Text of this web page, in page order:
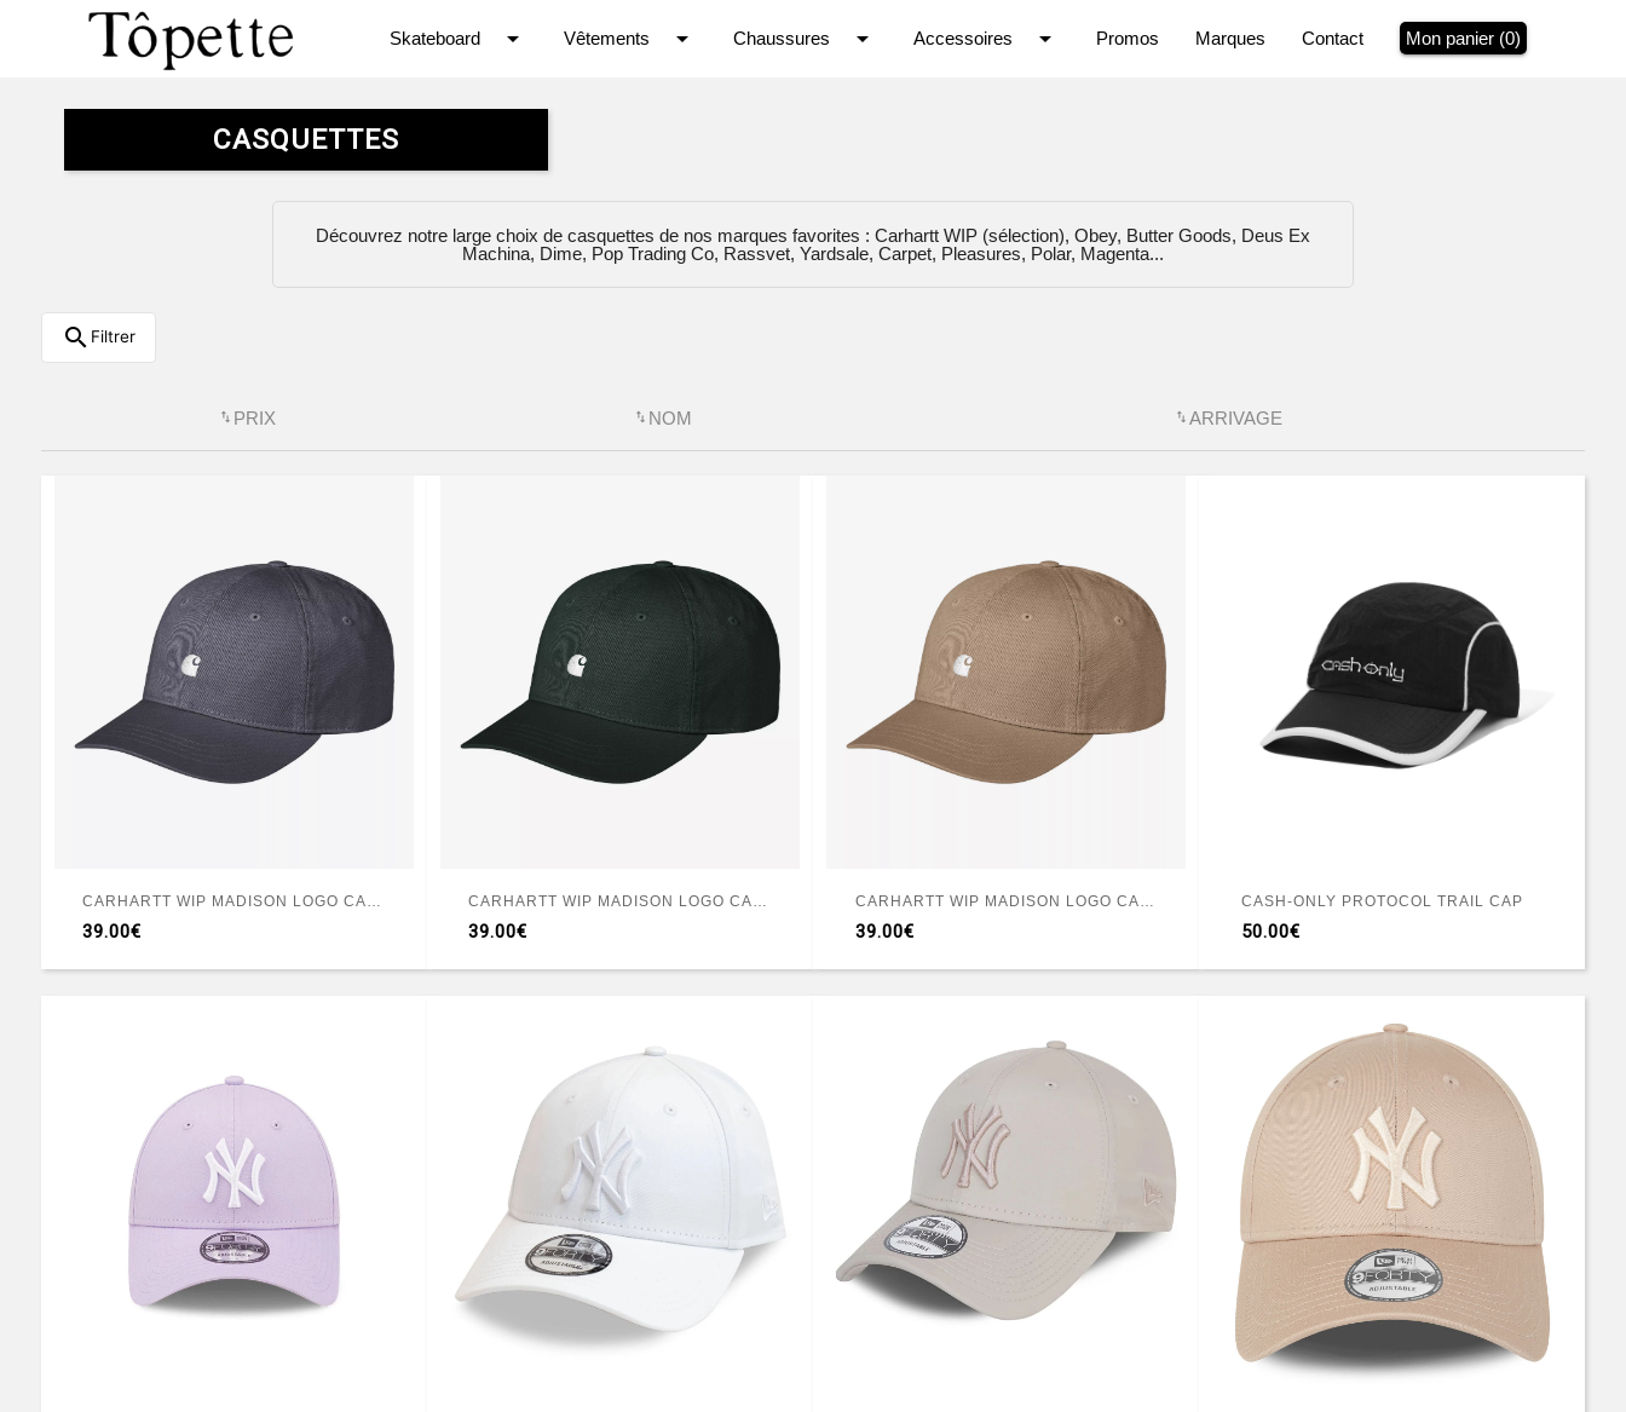
Skateboard arrow_drop_down Vêtements arrow_drop_down Chaussures arrow_drop_down Accessoires arrow_drop_down Promos Marques Contact Mon panier (0)
CASQUETTES
Découvrez notre large choix de casquettes de nos marques favorites : Carhartt WIP (sélection), Obey, Butter Goods, Deus Ex
Machina, Dime, Pop Trading Co, Rassvet, Yardsale, Carpet, Pleasures, Polar, Magenta...
search Filtrer
swap_vert PRIX swap_vert NOM swap_vert ARRIVAGE
39.00€ 39.00€ 39.00€
CASH-ONLY PROTOCOL TRAIL CAP
50.00€